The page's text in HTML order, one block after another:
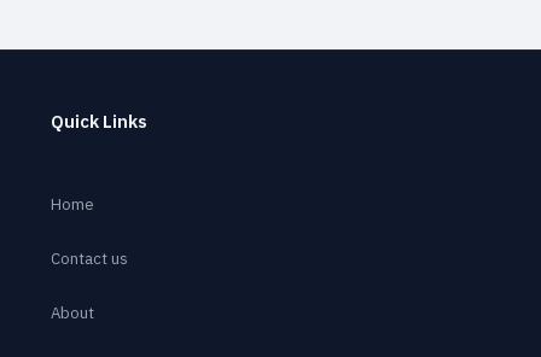
Quick Links
Home
Contact us
About